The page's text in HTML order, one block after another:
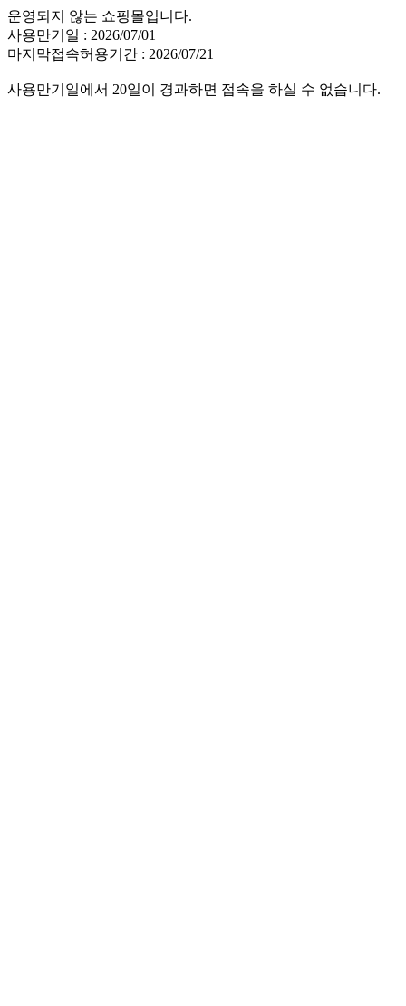
운영되지 않는 쇼핑몰입니다.
사용만기일 : 2026/07/01
마지막접속허용기간 : 2026/07/21
사용만기일에서 20일이 경과하면 접속을 하실 수 없습니다.